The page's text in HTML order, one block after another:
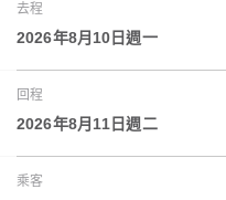
去程
2026年8月10日週一
回程
2026年8月11日週二
乘客